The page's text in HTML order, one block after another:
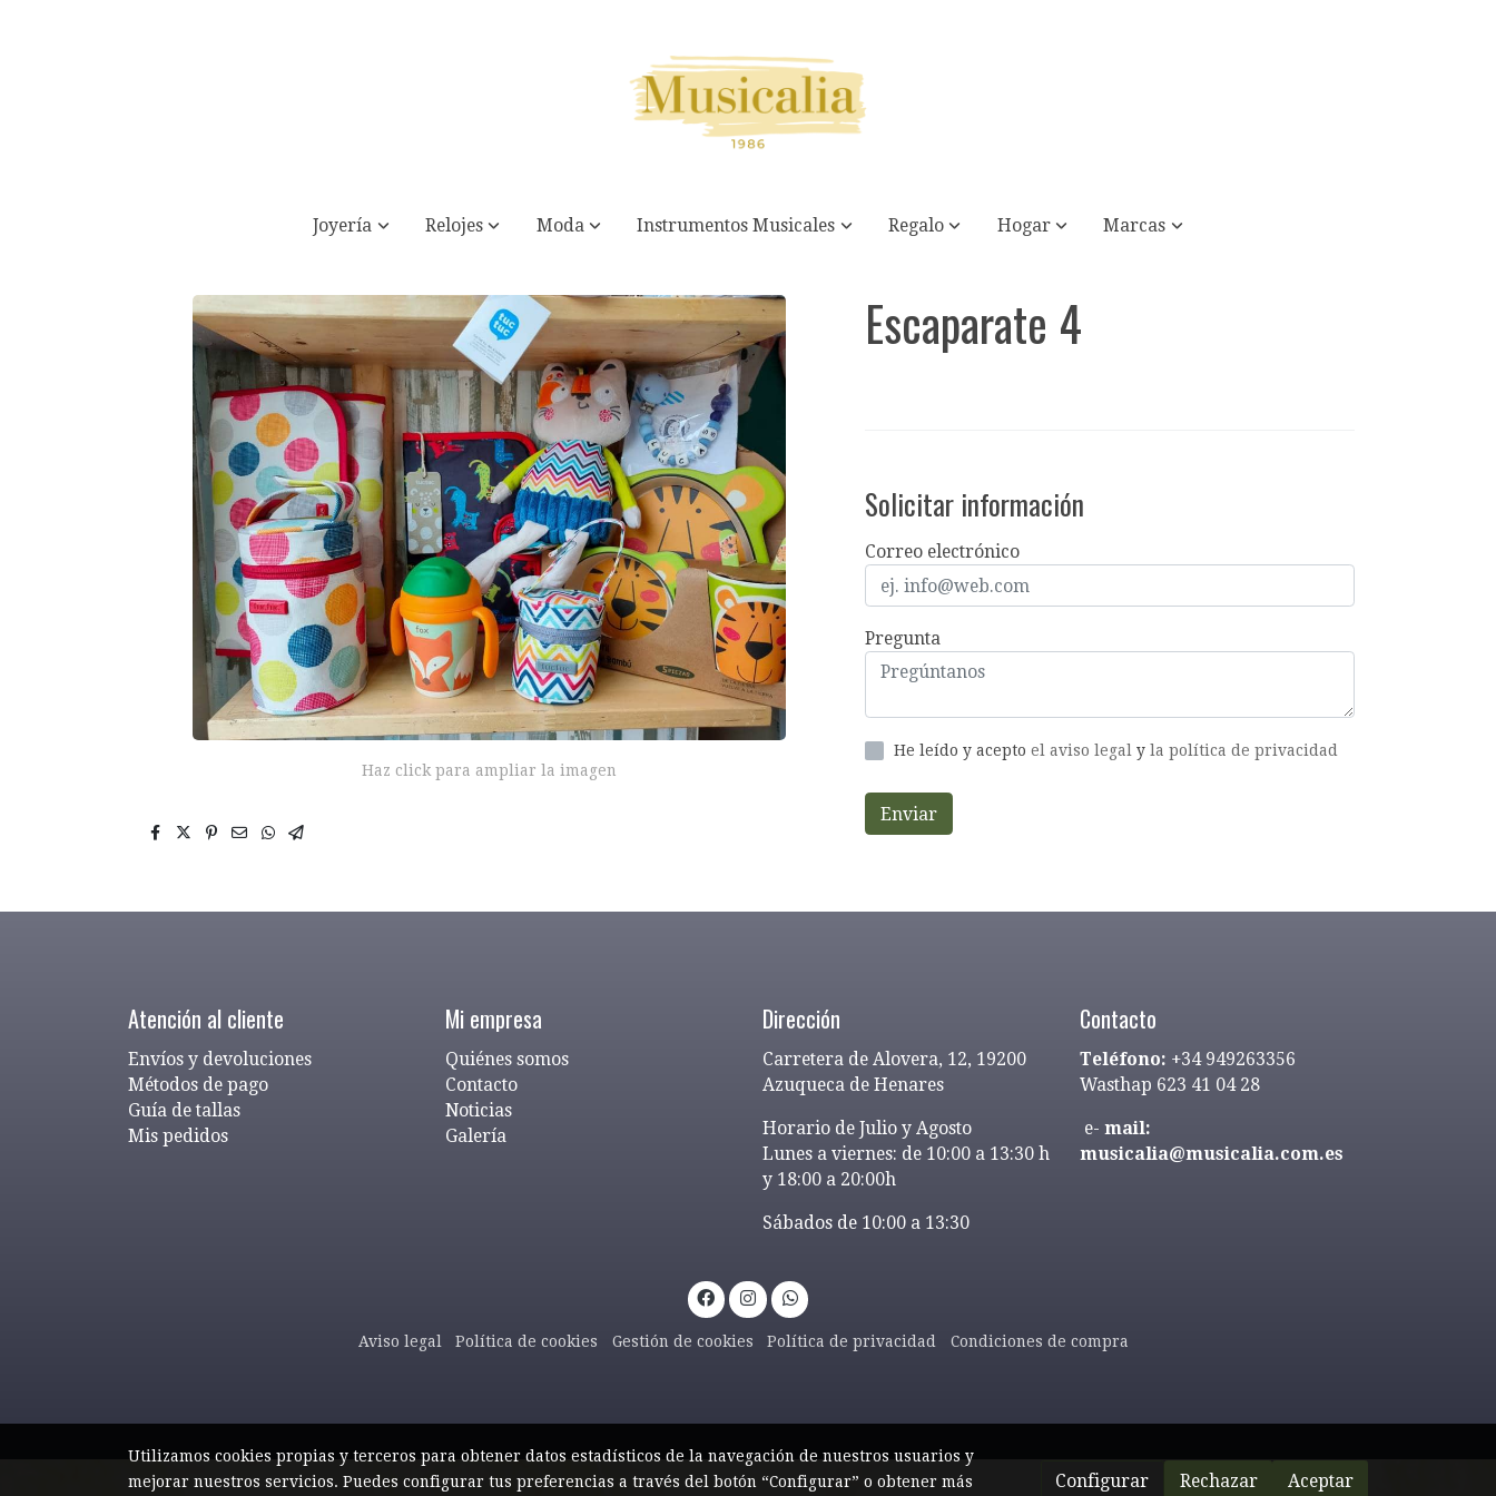
Joyería Relojes Moda Instrumentos Musicales Regalo Hogar Marcas
Haz click para ampliar la imagen
Escaparate 4
Solicitar información
Correo electrónico
Pregunta
He leído y acepto el aviso legal y la política de privacidad
Enviar
Atención al cliente
Envíos y devoluciones
Métodos de pago
Guía de tallas
Mis pedidos
Mi empresa
Quiénes somos
Contacto
Noticias
Galería
Dirección
Carretera de Alovera, 12, 19200
Azuqueca de Henares
Horario de Julio y Agosto
Lunes a viernes: de 10:00 a 13:30 h
y 18:00 a 20:00h
Sábados de 10:00 a 13:30
Contacto
Teléfono: +34 949263356
Wasthap 623 41 04 28
e- mail:
musicalia@musicalia.com.es
Aviso legal Política de cookies Gestión de cookies Política de privacidad Condiciones de compra
Utilizamos cookies propias y terceros para obtener datos estadísticos de la navegación de nuestros usuarios y
mejorar nuestros servicios. Puedes configurar tus preferencias a través del botón “Configurar” o obtener más
Configurar Rechazar Aceptar